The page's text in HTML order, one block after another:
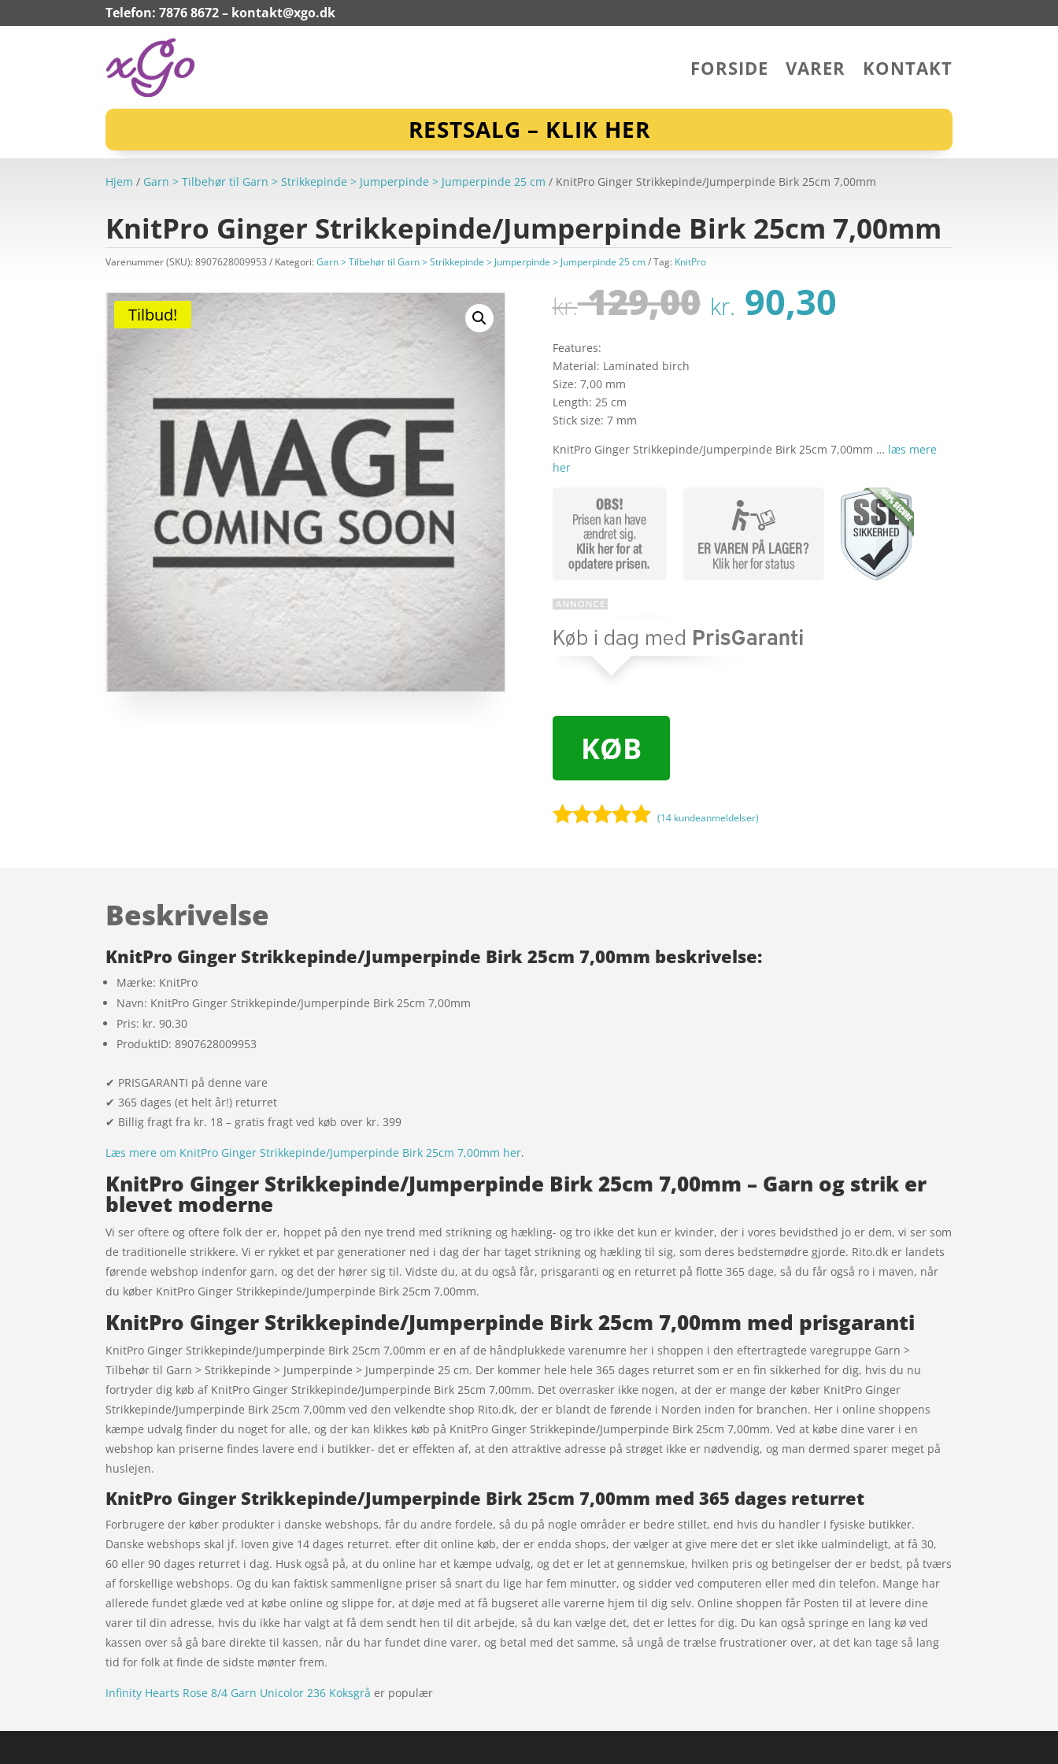
Telefon: 7876 8672 – kontakt@xgo.dk
FORSIDE VARER KONTAKT
RESTSALG – KLIK HER
Hjem / Garn > Tilbehør til Garn > Strikkepinde > Jumperpinde > Jumperpinde 25 cm / KnitPro Ginger Strikkepinde/Jumperpinde Birk 25cm 7,00mm
KnitPro Ginger Strikkepinde/Jumperpinde Birk 25cm 7,00mm
Varenummer (SKU):8907628009953 Kategori:Garn > Tilbehør til Garn > Strikkepinde > Jumperpinde > Jumperpinde 25 cm Tag: KnitPro
Tilbud! kr.129,00 Den
oprindelige
kr. 90,30
Features:
Material: Laminated birch
Size: 7,00 mm
Length: 25 cm
Stick size: 7 mm
KnitPro Ginger Strikkepinde/Jumperpinde Birk 25cm 7,00mm … læs mere
her
KØB
(14 kundeanmeldelser)
Beskrivelse
KnitPro Ginger Strikkepinde/Jumperpinde Birk 25cm 7,00mm beskrivelse:
Mærke: KnitPro
Navn: KnitPro Ginger Strikkepinde/Jumperpinde Birk 25cm 7,00mm
Pris: kr. 90.30
ProduktID: 8907628009953
✔ PRISGARANTI på denne vare
✔ 365 dages (et helt år!) returret
✔ Billig fragt fra kr. 18 – gratis fragt ved køb over kr. 399
Læs mere om KnitPro Ginger Strikkepinde/Jumperpinde Birk 25cm 7,00mm her.
KnitPro Ginger Strikkepinde/Jumperpinde Birk 25cm 7,00mm – Garn og strik er
blevet moderne
Vi ser oftere og oftere folk der er, hoppet på den nye trend med strikning og hækling- og tro ikke det kun er kvinder, der i vores bevidsthed jo er dem, vi ser som
de traditionelle strikkere. Vi er rykket et par generationer ned i dag der har taget strikning og hækling til sig, som deres bedstemødre gjorde. Rito.dk er landets
førende webshop indenfor garn, og det der hører sig til. Vidste du, at du også får, prisgaranti og en returret på flotte 365 dage, så du får også ro i maven, når
du køber KnitPro Ginger Strikkepinde/Jumperpinde Birk 25cm 7,00mm.
KnitPro Ginger Strikkepinde/Jumperpinde Birk 25cm 7,00mm med prisgaranti
KnitPro Ginger Strikkepinde/Jumperpinde Birk 25cm 7,00mm er en af de håndplukkede varenumre her i shoppen i den eftertragtede varegruppe Garn >
Tilbehør til Garn > Strikkepinde > Jumperpinde > Jumperpinde 25 cm. Der kommer hele hele 365 dages returret som er en fin sikkerhed for dig, hvis du nu
fortryder dig køb af KnitPro Ginger Strikkepinde/Jumperpinde Birk 25cm 7,00mm. Det overrasker ikke nogen, at der er mange der køber KnitPro Ginger
Strikkepinde/Jumperpinde Birk 25cm 7,00mm ved den velkendte shop Rito.dk, der er blandt de førende i Norden inden for branchen. Her i online shoppens
kæmpe udvalg finder du noget for alle, og der kan klikkes køb på KnitPro Ginger Strikkepinde/Jumperpinde Birk 25cm 7,00mm. Ved at købe dine varer i en
webshop kan priserne findes lavere end i butikker- det er effekten af, at den attraktive adresse på strøget ikke er nødvendig, og man dermed sparer meget på
huslejen.
KnitPro Ginger Strikkepinde/Jumperpinde Birk 25cm 7,00mm med 365 dages returret
Forbrugere der køber produkter i danske webshops, får du andre fordele, så du på nogle områder er bedre stillet, end hvis du handler I fysiske butikker.
Danske webshops skal jf. loven give 14 dages returret. efter dit online køb, der er endda shops, der vælger at give mere det er slet ikke ualmindeligt, at få 30,
60 eller 90 dages returret i dag. Husk også på, at du online har et kæmpe udvalg, og det er let at gennemskue, hvilken pris og betingelser der er bedst, på tværs
af forskellige webshops. Og du kan faktisk sammenligne priser så snart du lige har fem minutter, og sidder ved computeren eller med din telefon. Mange har
allerede fundet glæde ved at købe online og slippe for, at døje med at få bugseret alle varerne hjem til dig selv. Online shoppen får Posten til at levere dine
varer til din adresse, hvis du ikke har valgt at få dem sendt hen til dit arbejde, så du kan vælge det, det er lettes for dig. Du kan også springe en lang kø ved
kassen over så gå bare direkte til kassen, når du har fundet dine varer, og betal med det samme, så ungå de trælse frustrationer over, at det kan tage så lang
tid for folk at finde de sidste mønter frem.
Infinity Hearts Rose 8/4 Garn Unicolor 236 Koksgrå er populær